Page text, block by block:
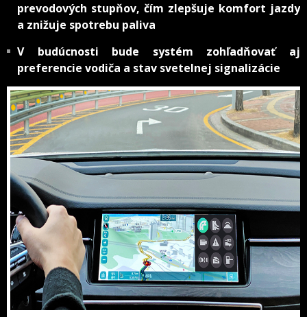
prevodových stupňov, čím zlepšuje komfort jazdy
a znižuje spotrebu paliva
V budúcnosti bude systém zohľadňovať aj
preferencie vodiča a stav svetelnej signalizácie